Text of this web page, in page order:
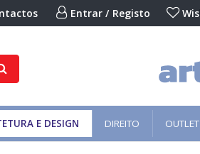
Entrar / Registo
E DESIGN DIREITO OUTLET